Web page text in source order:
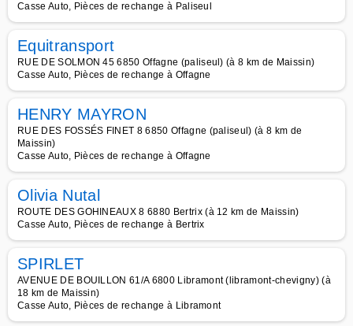
Casse Auto, Pièces de rechange à Paliseul
Equitransport
RUE DE SOLMON 45 6850 Offagne (paliseul) (à 8 km de Maissin)
Casse Auto, Pièces de rechange à Offagne
HENRY MAYRON
RUE DES FOSSÉS FINET 8 6850 Offagne (paliseul) (à 8 km de
Maissin)
Casse Auto, Pièces de rechange à Offagne
Olivia Nutal
ROUTE DES GOHINEAUX 8 6880 Bertrix (à 12 km de Maissin)
Casse Auto, Pièces de rechange à Bertrix
SPIRLET
AVENUE DE BOUILLON 61/A 6800 Libramont (libramont-chevigny) (à
18 km de Maissin)
Casse Auto, Pièces de rechange à Libramont